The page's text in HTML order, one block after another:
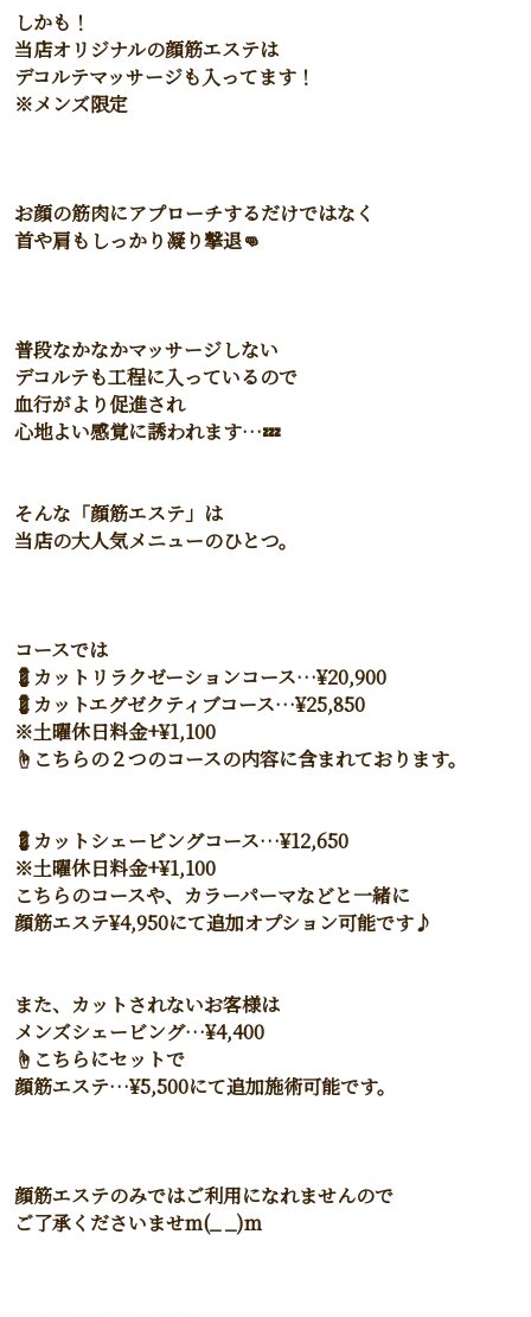
しかも！
当店オリジナルの顔筋エステは
デコルテマッサージも入ってます！
※メンズ限定
お顔の筋肉にアプローチするだけではなく
首や肩もしっかり凝り撃退👊
普段なかなかマッサージしない
デコルテも工程に入っているので
血行がより促進され
心地よい感覚に誘われます…💤
そんな「顔筋エステ」は
当店の大人気メニューのひとつ。
コースでは
💈カットリラクゼーションコース…¥20,900
💈カットエグゼクティブコース…¥25,850
※土曜休日料金+¥1,100
☝️こちらの２つのコースの内容に含まれております。
💈カットシェービングコース…¥12,650
※土曜休日料金+¥1,100
こちらのコースや、カラーパーマなどと一緒に
顔筋エステ¥4,950にて追加オプション可能です♪
また、カットされないお客様は
メンズシェービング…¥4,400
☝️こちらにセットで
顔筋エステ…¥5,500にて追加施術可能です。
顔筋エステのみではご利用になれませんので
ご了承くださいませm(_ _)m